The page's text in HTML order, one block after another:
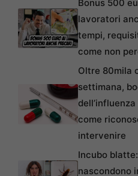
Bonus 500
lavoratori
tempi,
come non
Oltre 80mila
settimana,
come
intervenire
Incubo
nascondono